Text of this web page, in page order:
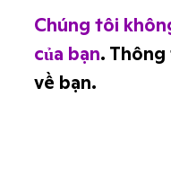
Chúng tôi
của bạn.
về bạn.